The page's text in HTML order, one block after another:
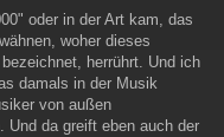
oder in der Art kam, das
woher dieses
herrührt. Und ich
damals in der Musik
von außen
Und da greift eben auch der